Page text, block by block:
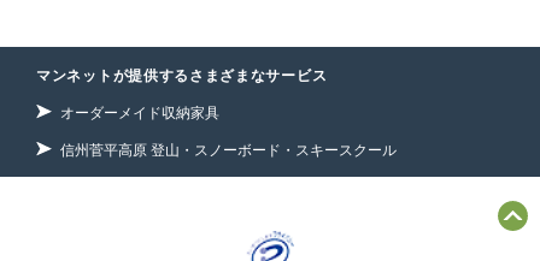
マンネットが提供するさまざまなサービス
オーダーメイド収納家具
信州菅平高原 登山・スノーボード・スキースクール